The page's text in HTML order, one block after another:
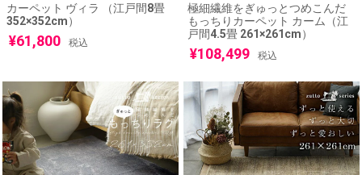
カーペット ヴィラ （江戸間8畳
352×352cm）
¥61,800 税込
極細繊維をぎゅっとつめこんだ
もっちりカーペット カーム（江
戸間4.5畳 261×261cm）
¥108,499 税込